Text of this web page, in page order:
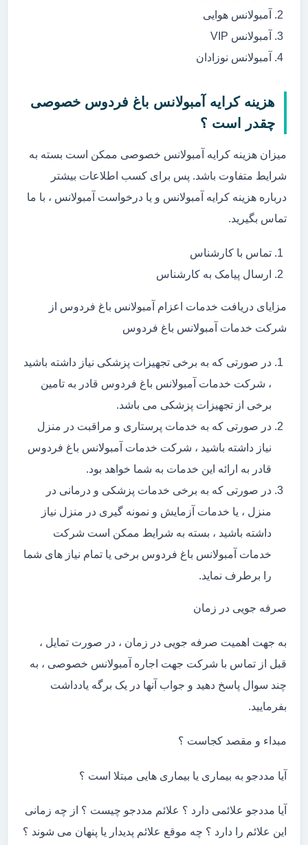
آمبولانس هوایی
آمبولانس VIP
آمبولانس نوزادان
هزینه کرایه آمبولانس باغ فردوس خصوصی
چقدر است ؟
میزان هزینه کرایه آمبولانس خصوصی ممکن است بسته به
شرایط متفاوت باشد. پس برای کسب اطلاعات بیشتر
درباره هزینه کرایه آمبولانس و یا درخواست آمبولانس ، با ما
تماس بگیرید.
تماس با کارشناس
ارسال پیامک به کارشناس
مزایای دریافت خدمات اعزام آمبولانس باغ فردوس از
شرکت خدمات آمبولانس باغ فردوس
در صورتی که به برخی تجهیزات پزشکی نیاز داشته باشید
، شرکت خدمات آمبولانس باغ فردوس قادر به تامین
برخی از تجهیزات پزشکی می باشد.
در صورتی که به خدمات پرستاری و مراقبت در منزل
نیاز داشته باشید ، شرکت خدمات آمبولانس باغ فردوس
قادر به ارائه این خدمات به شما خواهد بود.
در صورتی که به برخی خدمات پزشکی و درمانی در
منزل ، یا خدمات آزمایش و نمونه گیری در منزل نیاز
داشته باشید ، بسته به شرایط ممکن است شرکت
خدمات آمبولانس باغ فردوس برخی یا تمام نیاز های شما
را برطرف نماید.
صرفه جویی در زمان
به جهت اهمیت صرفه جویی در زمان ، در صورت تمایل ،
قبل از تماس با شرکت جهت اجاره آمبولانس خصوصی ، به
چند سوال پاسخ دهید و جواب آنها در یک برگه یادداشت
بفرمایید.
مبداء و مقصد کجاست ؟
آیا مددجو به بیماری یا بیماری هایی مبتلا است ؟
آیا مددجو علائمی دارد ؟ علائم مددجو چیست ؟ از چه زمانی
این علائم را دارد ؟ چه موقع علائم پدیدار یا پنهان می شوند ؟